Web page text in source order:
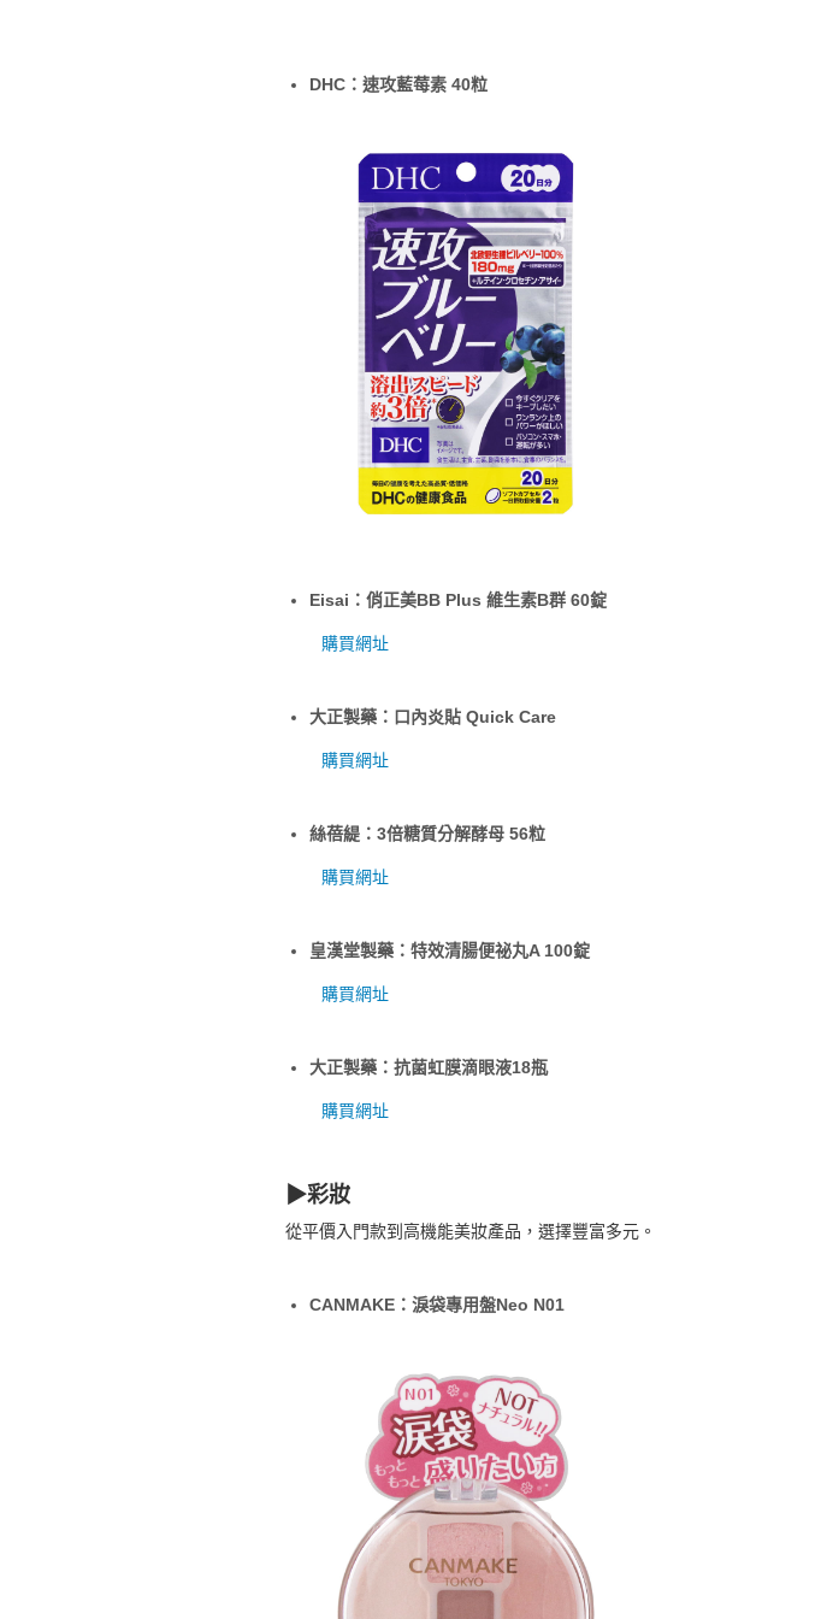
DHC：速攻藍莓素 40粒
Eisai：俏正美BB Plus 維生素B群 60錠
購買網址
大正製藥：口內炎貼 Quick Care
購買網址
絲蓓緹：3倍糖質分解酵母 56粒
購買網址
皇漢堂製藥：特效清腸便祕丸A 100錠
購買網址
大正製藥：抗菌虹膜滴眼液18瓶
購買網址
▶︎彩妝
從平價入門款到高機能美妝產品，選擇豐富多元。
CANMAKE：淚袋專用盤Neo N01